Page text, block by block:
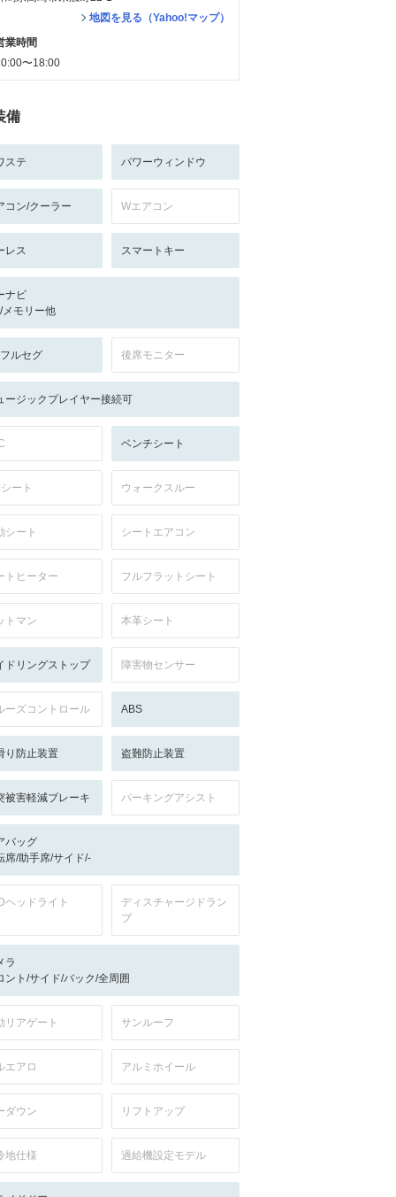
地図を見る（Yahoo!マップ）
業時間
〜18:00
備
ステ パワーウィンドウ
コン/クーラー Wエアコン
レス スマートキー
ナビ
メモリー他
ルセグ 後席モニター
ージックプレイヤー接続可
ベンチシート
ート ウォークスルー
シート シートエアコン
トヒーター フルフラットシート
トマン 本革シート
ドリングストップ 障害物センサー
ーズコントロール ABS
り防止装置 盗難防止装置
被害軽減ブレーキ パーキングアシスト
バッグ
席/助手席/サイド/-
ヘッドライト
ディスチャージドラン
プ
ラ
ント/サイド/バック/全周囲
リアゲート サンルーフ
エアロ アルミホイール
ダウン リフトアップ
地仕様 過給機設定モデル